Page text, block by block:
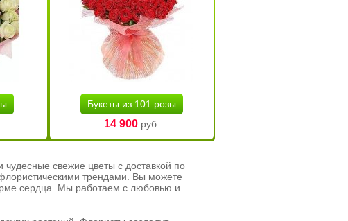
Букеты из 101 розы
14 900руб.
свежие цветы с доставкой по
трендами. Вы можете
сердца. Мы работаем с любовью и